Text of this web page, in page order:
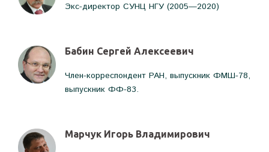
Экс-директор СУНЦ НГУ (2005—2020)
Бабин Сергей Алексеевич
Член-корреспондент РАН, выпускник ФМШ-78,
выпускник ФФ-83.
Марчук Игорь Владимирович